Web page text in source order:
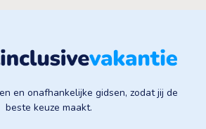
en onafhankelijke gidsen, zodat jij de
beste keuze maakt.